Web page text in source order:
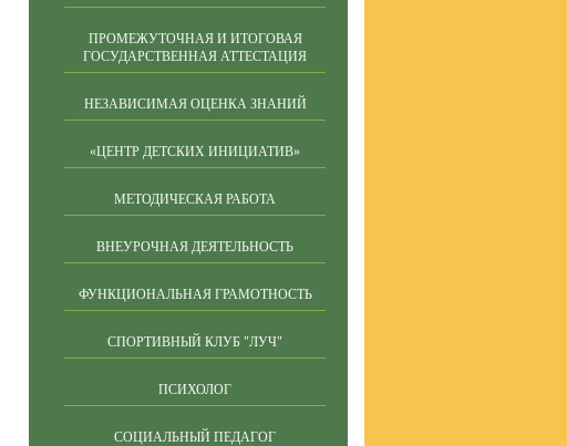
ПРОМЕЖУТОЧНАЯ И ИТОГОВАЯ
ГОСУДАРСТВЕННАЯ АТТЕСТАЦИЯ
НЕЗАВИСИМАЯ ОЦЕНКА ЗНАНИЙ
«ЦЕНТР ДЕТСКИХ ИНИЦИАТИВ»
МЕТОДИЧЕСКАЯ РАБОТА
ВНЕУРОЧНАЯ ДЕЯТЕЛЬНОСТЬ
ФУНКЦИОНАЛЬНАЯ ГРАМОТНОСТЬ
СПОРТИВНЫЙ КЛУБ "ЛУЧ"
ПСИХОЛОГ
СОЦИАЛЬНЫЙ ПЕДАГОГ